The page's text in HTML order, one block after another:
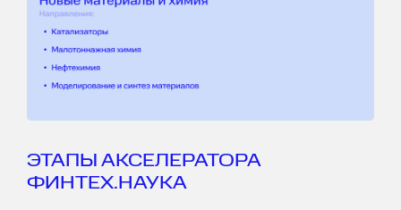
ЭТАПЫ АКСЕЛЕРАТОРА
ФИНТЕХ.НАУКА